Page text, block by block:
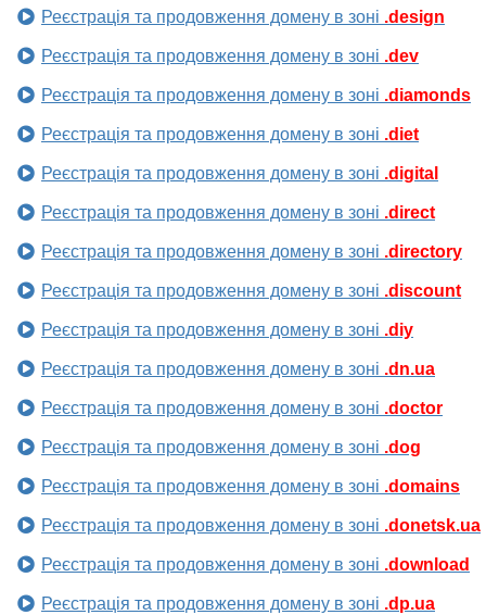
Реєстрація та продовження домену в зоні .design
Реєстрація та продовження домену в зоні .dev
Реєстрація та продовження домену в зоні .diamonds
Реєстрація та продовження домену в зоні .diet
Реєстрація та продовження домену в зоні .digital
Реєстрація та продовження домену в зоні .direct
Реєстрація та продовження домену в зоні .directory
Реєстрація та продовження домену в зоні .discount
Реєстрація та продовження домену в зоні .diy
Реєстрація та продовження домену в зоні .dn.ua
Реєстрація та продовження домену в зоні .doctor
Реєстрація та продовження домену в зоні .dog
Реєстрація та продовження домену в зоні .domains
Реєстрація та продовження домену в зоні .donetsk.ua
Реєстрація та продовження домену в зоні .download
Реєстрація та продовження домену в зоні .dp.ua